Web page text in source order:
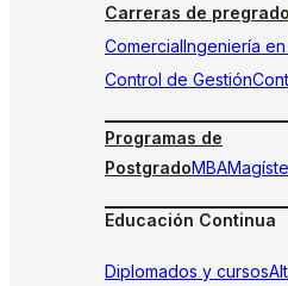
Carreras de pregrado
ComercialIngeniería
Control de Gestión
Programas de
PostgradoMBA
Educación Continua
Diplomados y cursos